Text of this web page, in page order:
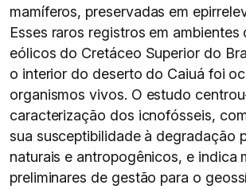
mamíferos, preservadas em
Esses raros registros em ambientes
eólicos do Cretáceo Superior do
o interior do deserto do Caiuá foi
organismos vivos. O estudo
caracterização dos icnofósseis,
sua susceptibilidade à degradação
naturais e antropogênicos, e indica
preliminares de gestão para o